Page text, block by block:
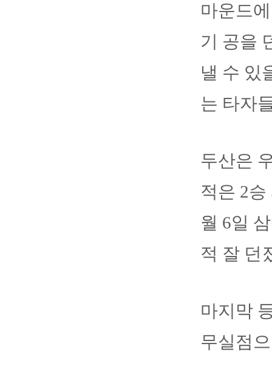
마운드
기 공을
낼 수 있
는 타자
두산은
적은 2승
월 6일
적 잘 던
마지막
무실점